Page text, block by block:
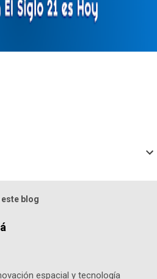
blog
espacial y tecnología